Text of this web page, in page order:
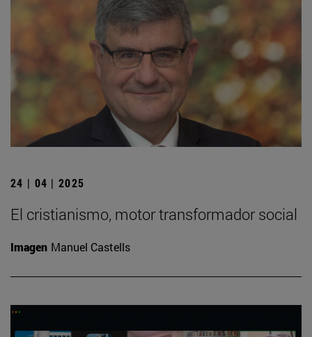
24 | 04 | 2025
El cristianismo, motor transformador social
Imagen Manuel Castells